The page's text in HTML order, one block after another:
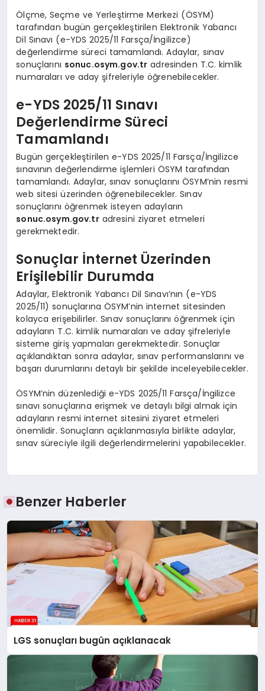
Ölçme, Seçme ve Yerleştirme Merkezi (ÖSYM)
tarafından bugün gerçekleştirilen Elektronik Yabancı
Dil Sınavı (e-YDS 2025/11 Farsça/İngilizce)
değerlendirme süreci tamamlandı. Adaylar, sınav
sonuçlarını sonuc.osym.gov.tr adresinden T.C. kimlik
numaraları ve aday şifreleriyle öğrenebilecekler.
e-YDS 2025/11 Sınavı
Değerlendirme Süreci
Tamamlandı
Bugün gerçekleştirilen e-YDS 2025/11 Farsça/İngilizce
sınavının değerlendirme işlemleri ÖSYM tarafından
tamamlandı. Adaylar, sınav sonuçlarını ÖSYM’nin resmi
web sitesi üzerinden öğrenebilecekler. Sınav
sonuçlarını öğrenmek isteyen adayların
sonuc.osym.gov.tradresini ziyaret etmeleri
gerekmektedir.
Sonuçlar İnternet Üzerinden
Erişilebilir Durumda
Adaylar, Elektronik Yabancı Dil Sınavı’nın (e-YDS
2025/11) sonuçlarına ÖSYM’nin internet sitesinden
kolayca erişebilirler. Sınav sonuçlarını öğrenmek için
adayların T.C. kimlik numaraları ve aday şifreleriyle
sisteme giriş yapmaları gerekmektedir. Sonuçlar
açıklandıktan sonra adaylar, sınav performanslarını ve
başarı durumlarını detaylı bir şekilde inceleyebilecekler.
ÖSYM’nin düzenlediği e-YDS 2025/11 Farsça/İngilizce
sınavı sonuçlarına erişmek ve detaylı bilgi almak için
adayların resmi internet sitesini ziyaret etmeleri
önemlidir. Sonuçların açıklanmasıyla birlikte adaylar,
sınav süreciyle ilgili değerlendirmelerini yapabilecekler.
Benzer Haberler
LGS sonuçları bugün açıklanacak